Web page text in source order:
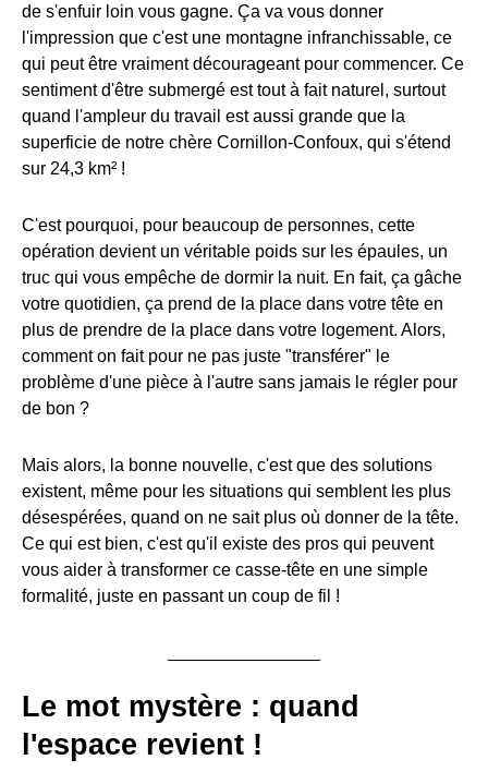
de s'enfuir loin vous gagne. Ça va vous donner
l'impression que c'est une montagne infranchissable, ce
qui peut être vraiment décourageant pour commencer. Ce
sentiment d'être submergé est tout à fait naturel, surtout
quand l'ampleur du travail est aussi grande que la
superficie de notre chère Cornillon-Confoux, qui s'étend
sur 24,3 km² !
C'est pourquoi, pour beaucoup de personnes, cette
opération devient un véritable poids sur les épaules, un
truc qui vous empêche de dormir la nuit. En fait, ça gâche
votre quotidien, ça prend de la place dans votre tête en
plus de prendre de la place dans votre logement. Alors,
comment on fait pour ne pas juste "transférer" le
problème d'une pièce à l'autre sans jamais le régler pour
de bon ?
Mais alors, la bonne nouvelle, c'est que des solutions
existent, même pour les situations qui semblent les plus
désespérées, quand on ne sait plus où donner de la tête.
Ce qui est bien, c'est qu'il existe des pros qui peuvent
vous aider à transformer ce casse-tête en une simple
formalité, juste en passant un coup de fil !
Le mot mystère : quand
l'espace revient !